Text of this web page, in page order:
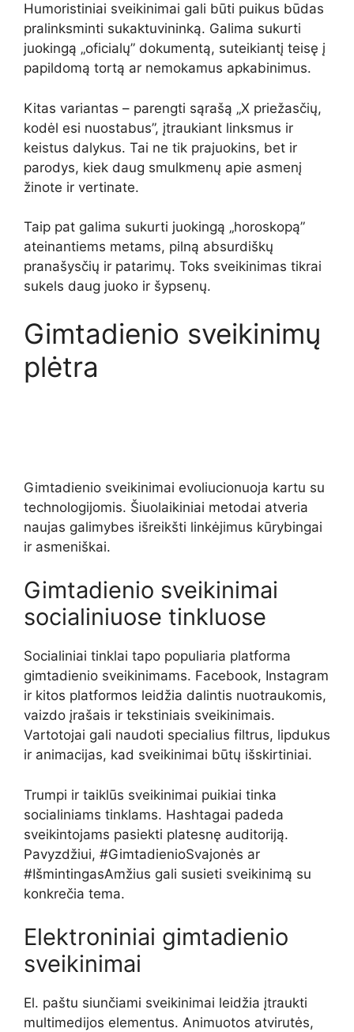
Humoristiniai sveikinimai gali būti puikus būdas
pralinksminti sukaktuvininką. Galima sukurti
juokingą „oficialų” dokumentą, suteikiantį teisę į
papildomą tortą ar nemokamus apkabinimus.
Kitas variantas – parengti sąrašą „X priežasčių,
kodėl esi nuostabus”, įtraukiant linksmus ir
keistus dalykus. Tai ne tik prajuokins, bet ir
parodys, kiek daug smulkmenų apie asmenį
žinote ir vertinate.
Taip pat galima sukurti juokingą „horoskopą”
ateinantiems metams, pilną absurdiškų
pranašysčių ir patarimų. Toks sveikinimas tikrai
sukels daug juoko ir šypsenų.
Gimtadienio sveikinimų
plėtra
Gimtadienio sveikinimai evoliucionuoja kartu su
technologijomis. Šiuolaikiniai metodai atveria
naujas galimybes išreikšti linkėjimus kūrybingai
ir asmeniškai.
Gimtadienio sveikinimai
socialiniuose tinkluose
Socialiniai tinklai tapo populiaria platforma
gimtadienio sveikinimams. Facebook, Instagram
ir kitos platformos leidžia dalintis nuotraukomis,
vaizdo įrašais ir tekstiniais sveikinimais.
Vartotojai gali naudoti specialius filtrus, lipdukus
ir animacijas, kad sveikinimai būtų išskirtiniai.
Trumpi ir taiklūs sveikinimai puikiai tinka
socialiniams tinklams. Hashtagai padeda
sveikintojams pasiekti platesnę auditoriją.
Pavyzdžiui, #GimtadienioSvajonės ar
#IšmintingasAmžius gali susieti sveikinimą su
konkrečia tema.
Elektroniniai gimtadienio
sveikinimai
El. paštu siunčiami sveikinimai leidžia įtraukti
multimedijos elementus. Animuotos atvirutės,